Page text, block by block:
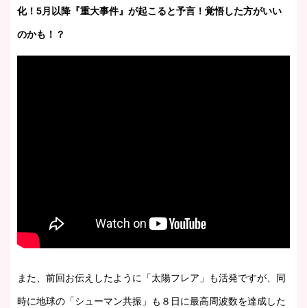
化！5月以降『重大事件』が起こると予言！覚悟した方がいい
のかも！？
また、前回お伝えしたように「太陽フレア」も活発ですが、同
時に地球の「シューマン共振」も８日に最高周波数を達成した